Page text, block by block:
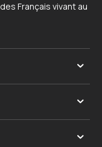
Français vivant au